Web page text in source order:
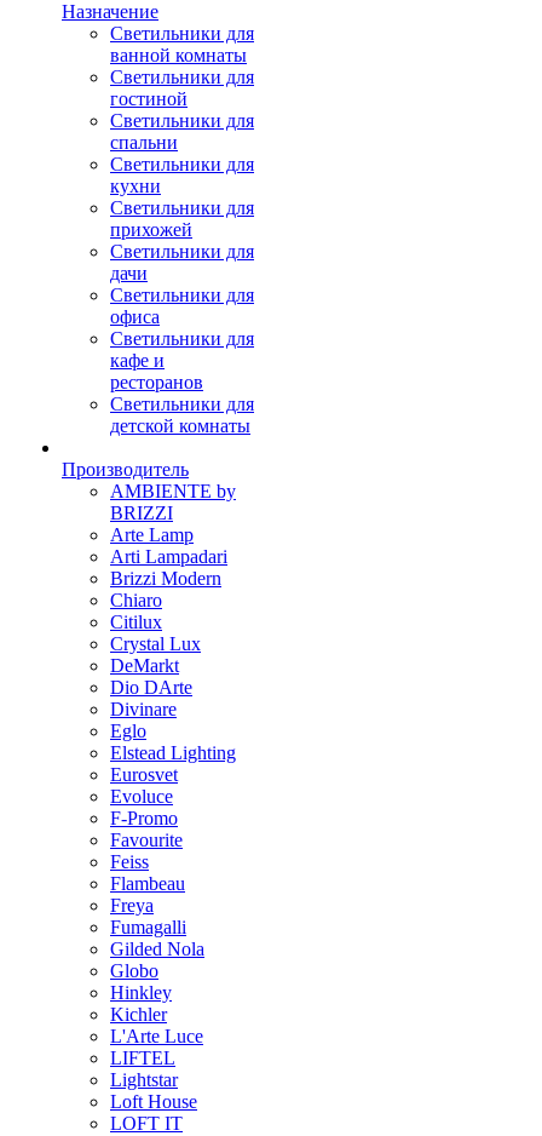
Назначение
Светильники для
ванной комнаты
Светильники для
гостиной
Светильники для
спальни
Светильники для
кухни
Светильники для
прихожей
Светильники для
дачи
Светильники для
офиса
Светильники для
кафе и
ресторанов
Светильники для
детской комнаты
Производитель
AMBIENTE by
BRIZZI
Arte Lamp
Arti Lampadari
Brizzi Modern
Chiaro
Citilux
Crystal Lux
DeMarkt
Dio DArte
Divinare
Eglo
Elstead Lighting
Eurosvet
Evoluce
F-Promo
Favourite
Feiss
Flambeau
Freya
Fumagalli
Gilded Nola
Globo
Hinkley
Kichler
L'Arte Luce
LIFTEL
Lightstar
Loft House
LOFT IT